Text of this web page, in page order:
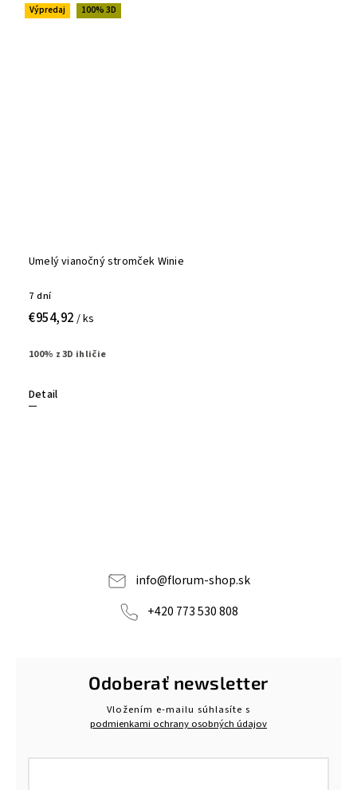
Výpredaj 100% 3D
Umelý vianočný stromček Winie
7 dní
€954,92 / ks
Detail
100% z 3D ihličie
info@florum-shop.sk
+420 773 530 808
Odoberať newsletter
Vložením e-mailu súhlasíte s
podmienkami ochrany osobných údajov